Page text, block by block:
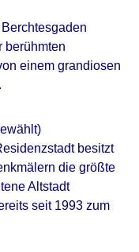
berühmten
einem grandiosen
besitzt
die größte
Altstadt
seit 1993 zum